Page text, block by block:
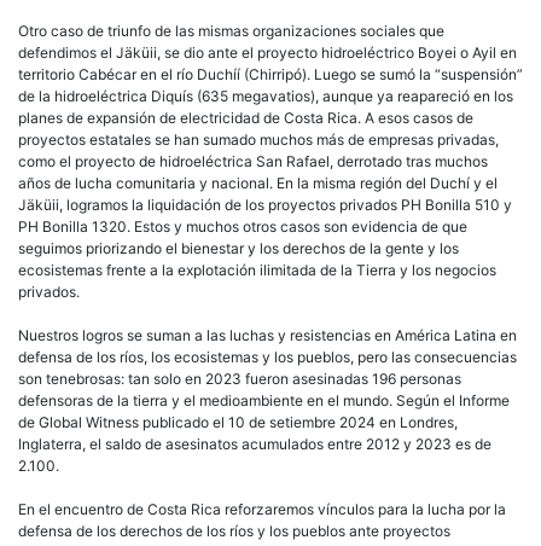
Otro caso de triunfo de las mismas organizaciones sociales que
defendimos el Jäküii, se dio ante el proyecto hidroeléctrico Boyei o Ayil en
territorio Cabécar en el río Duchíí (Chirripó). Luego se sumó la “suspensión”
de la hidroeléctrica Diquís (635 megavatios), aunque ya reapareció en los
planes de expansión de electricidad de Costa Rica. A esos casos de
proyectos estatales se han sumado muchos más de empresas privadas,
como el proyecto de hidroeléctrica San Rafael, derrotado tras muchos
años de lucha comunitaria y nacional. En la misma región del Duchí y el
Jäküii, logramos la liquidación de los proyectos privados PH Bonilla 510 y
PH Bonilla 1320. Estos y muchos otros casos son evidencia de que
seguimos priorizando el bienestar y los derechos de la gente y los
ecosistemas frente a la explotación ilimitada de la Tierra y los negocios
privados.
Nuestros logros se suman a las luchas y resistencias en América Latina en
defensa de los ríos, los ecosistemas y los pueblos, pero las consecuencias
son tenebrosas: tan solo en 2023 fueron asesinadas 196 personas
defensoras de la tierra y el medioambiente en el mundo. Según el Informe
de Global Witness publicado el 10 de setiembre 2024 en Londres,
Inglaterra, el saldo de asesinatos acumulados entre 2012 y 2023 es de
2.100.
En el encuentro de Costa Rica reforzaremos vínculos para la lucha por la
defensa de los derechos de los ríos y los pueblos ante proyectos